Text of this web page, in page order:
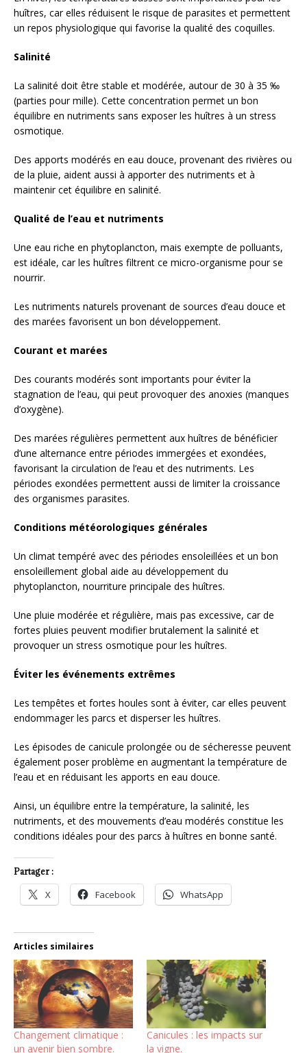
huîtres, car elles réduisent le risque de parasites et permettent
un repos physiologique qui favorise la qualité des coquilles.
Salinité
La salinité doit être stable et modérée, autour de 30 à 35 ‰
(parties pour mille). Cette concentration permet un bon
équilibre en nutriments sans exposer les huîtres à un stress
osmotique.
Des apports modérés en eau douce, provenant des rivières ou
de la pluie, aident aussi à apporter des nutriments et à
maintenir cet équilibre en salinité.
Qualité de l’eau et nutriments
Une eau riche en phytoplancton, mais exempte de polluants,
est idéale, car les huîtres filtrent ce micro-organisme pour se
nourrir.
Les nutriments naturels provenant de sources d’eau douce et
des marées favorisent un bon développement.
Courant et marées
Des courants modérés sont importants pour éviter la
stagnation de l’eau, qui peut provoquer des anoxies (manques
d’oxygène).
Des marées régulières permettent aux huîtres de bénéficier
d’une alternance entre périodes immergées et exondées,
favorisant la circulation de l’eau et des nutriments. Les
périodes exondées permettent aussi de limiter la croissance
des organismes parasites.
Conditions météorologiques générales
Un climat tempéré avec des périodes ensoleillées et un bon
ensoleillement global aide au développement du
phytoplancton, nourriture principale des huîtres.
Une pluie modérée et régulière, mais pas excessive, car de
fortes pluies peuvent modifier brutalement la salinité et
provoquer un stress osmotique pour les huîtres.
Éviter les événements extrêmes
Les tempêtes et fortes houles sont à éviter, car elles peuvent
endommager les parcs et disperser les huîtres.
Les épisodes de canicule prolongée ou de sécheresse peuvent
également poser problème en augmentant la température de
l’eau et en réduisant les apports en eau douce.
Ainsi, un équilibre entre la température, la salinité, les
nutriments, et des mouvements d’eau modérés constitue les
conditions idéales pour des parcs à huîtres en bonne santé.
Partager :
X Facebook WhatsApp
Articles similaires
Changement climatique :
un avenir bien sombre.
Canicules : les impacts sur
la vigne.